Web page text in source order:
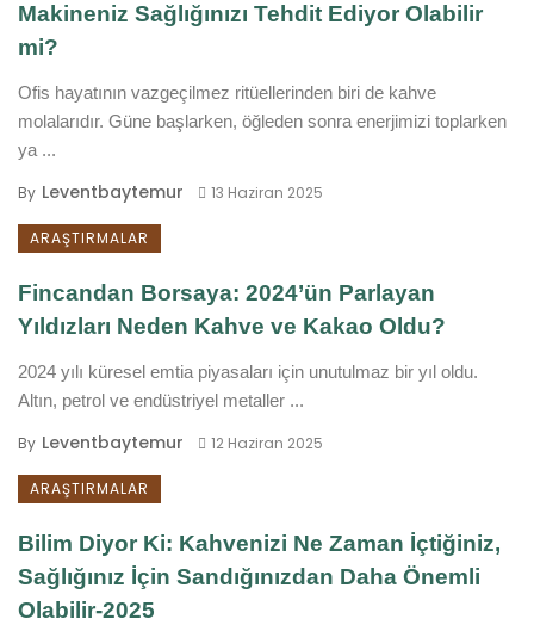
Makineniz Sağlığınızı Tehdit Ediyor Olabilir
mi?
Ofis hayatının vazgeçilmez ritüellerinden biri de kahve
molalarıdır. Güne başlarken, öğleden sonra enerjimizi toplarken
ya ...
By Leventbaytemur 13 Haziran 2025
ARAŞTIRMALAR
Fincandan Borsaya: 2024’ün Parlayan
Yıldızları Neden Kahve ve Kakao Oldu?
2024 yılı küresel emtia piyasaları için unutulmaz bir yıl oldu.
Altın, petrol ve endüstriyel metaller ...
By Leventbaytemur 12 Haziran 2025
ARAŞTIRMALAR
Bilim Diyor Ki: Kahvenizi Ne Zaman İçtiğiniz,
Sağlığınız İçin Sandığınızdan Daha Önemli
Olabilir-2025